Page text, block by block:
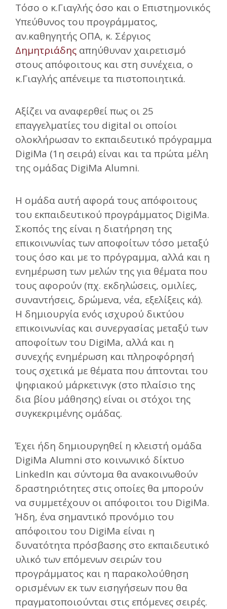
Τόσο ο κ.Γιαγλής όσο και ο Επιστημονικός
Υπεύθυνος του προγράμματος,
αν.καθηγητής ΟΠΑ, κ. Σέργιος
Δημητριάδης απηύθυναν χαιρετισμό
στους απόφοιτους και στη συνέχεια, ο
κ.Γιαγλής απένειμε τα πιστοποιητικά.
Αξίζει να αναφερθεί πως οι 25
επαγγελματίες του digital οι οποίοι
ολοκλήρωσαν το εκπαιδευτικό πρόγραμμα
DigiMa (1η σειρά) είναι και τα πρώτα μέλη
της ομάδας DigiMa Alumni.
Η ομάδα αυτή αφορά τους απόφοιτους
του εκπαιδευτικού προγράμματος DigiMa.
Σκοπός της είναι η διατήρηση της
επικοινωνίας των αποφοίτων τόσο μεταξύ
τους όσο και με το πρόγραμμα, αλλά και η
ενημέρωση των μελών της για θέματα που
τους αφορούν (πχ. εκδηλώσεις, ομιλίες,
συναντήσεις, δρώμενα, νέα, εξελίξεις κά).
Η δημιουργία ενός ισχυρού δικτύου
επικοινωνίας και συνεργασίας μεταξύ των
αποφοίτων του DigiMa, αλλά και η
συνεχής ενημέρωση και πληροφόρησή
τους σχετικά με θέματα που άπτονται του
ψηφιακού μάρκετινγκ (στο πλαίσιο της
δια βίου μάθησης) είναι οι στόχοι της
συγκεκριμένης ομάδας.
Έχει ήδη δημιουργηθεί η κλειστή ομάδα
DigiMa Alumni στο κοινωνικό δίκτυο
LinkedIn και σύντομα θα ανακοινωθούν
δραστηριότητες στις οποίες θα μπορούν
να συμμετέχουν οι απόφοιτοι του DigiMa.
Ήδη, ένα σημαντικό προνόμιο του
απόφοιτου του DigiMa είναι η
δυνατότητα πρόσβασης στο εκπαιδευτικό
υλικό των επόμενων σειρών του
προγράμματος και η παρακολούθηση
ορισμένων εκ των εισηγήσεων που θα
πραγματοποιούνται στις επόμενες σειρές.